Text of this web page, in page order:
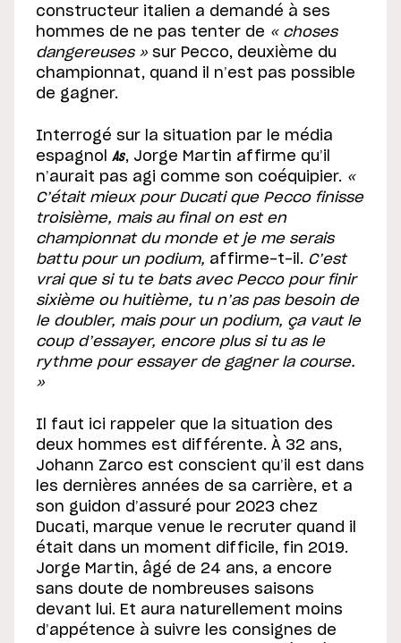
constructeur italien a demandé à ses
hommes de ne pas tenter de « choses
dangereuses » sur Pecco, deuxième du
championnat, quand il n’est pas possible
de gagner.
Interrogé sur la situation par le média
espagnol As, Jorge Martin affirme qu’il
n’aurait pas agi comme son coéquipier. «
C’était mieux pour Ducati que Pecco finisse
troisième, mais au final on est en
championnat du monde et je me serais
battu pour un podium, affirme-t-il. C’est
vrai que si tu te bats avec Pecco pour finir
sixième ou huitième, tu n’as pas besoin de
le doubler, mais pour un podium, ça vaut le
coup d’essayer, encore plus si tu as le
rythme pour essayer de gagner la course.
»
Il faut ici rappeler que la situation des
deux hommes est différente. À 32 ans,
Johann Zarco est conscient qu’il est dans
les dernières années de sa carrière, et a
son guidon d’assuré pour 2023 chez
Ducati, marque venue le recruter quand il
était dans un moment difficile, fin 2019.
Jorge Martin, âgé de 24 ans, a encore
sans doute de nombreuses saisons
devant lui. Et aura naturellement moins
d’appétence à suivre les consignes de